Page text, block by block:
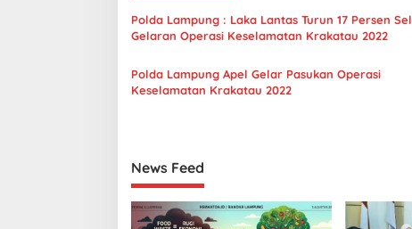
a
s
i
p
Polda Lampung : Laka Lantas Turun 17 Persen
Gelaran Operasi Keselamatan Krakatau 2022
Polda Lampung Apel Gelar Pasukan Operasi
Keselamatan Krakatau 2022
News Feed